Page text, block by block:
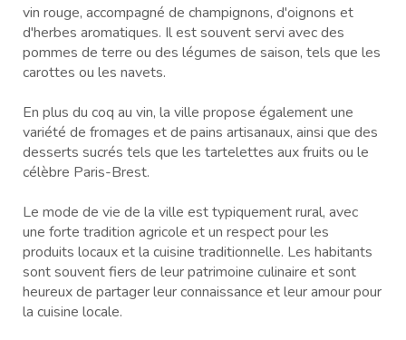
vin rouge, accompagné de champignons, d'oignons et
d'herbes aromatiques. Il est souvent servi avec des
pommes de terre ou des légumes de saison, tels que les
carottes ou les navets.
En plus du coq au vin, la ville propose également une
variété de fromages et de pains artisanaux, ainsi que des
desserts sucrés tels que les tartelettes aux fruits ou le
célèbre Paris-Brest.
Le mode de vie de la ville est typiquement rural, avec
une forte tradition agricole et un respect pour les
produits locaux et la cuisine traditionnelle. Les habitants
sont souvent fiers de leur patrimoine culinaire et sont
heureux de partager leur connaissance et leur amour pour
la cuisine locale.